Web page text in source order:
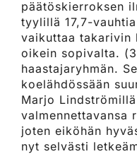
päätöskierroksen
tyylillä 17,7-
vaikuttaa takarivin
oikein sopivalta.
haastajaryhmän.
koelähdössään
Marjo
valmennettavansa
joten eiköhän
nyt selvästi